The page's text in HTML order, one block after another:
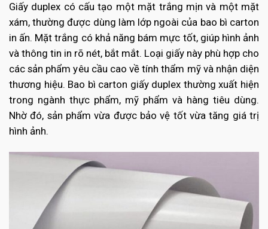
Giấy duplex có cấu tạo một mặt trắng mịn và một mặt
xám, thường được dùng làm lớp ngoài của bao bì carton
in ấn. Mặt trắng có khả năng bám mực tốt, giúp hình ảnh
và thông tin in rõ nét, bắt mắt. Loại giấy này phù hợp cho
các sản phẩm yêu cầu cao về tính thẩm mỹ và nhận diện
thương hiệu. Bao bì carton giấy duplex thường xuất hiện
trong ngành thực phẩm, mỹ phẩm và hàng tiêu dùng.
Nhờ đó, sản phẩm vừa được bảo vệ tốt vừa tăng giá trị
hình ảnh.